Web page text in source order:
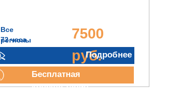
72 часа
7500
руб.
Все
регионы
Подробнее
Бесплатная
консультация